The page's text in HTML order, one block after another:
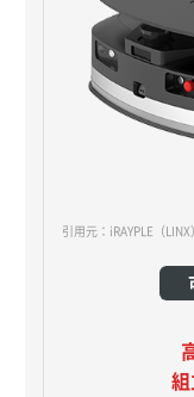
引用元：iRAYPLE（